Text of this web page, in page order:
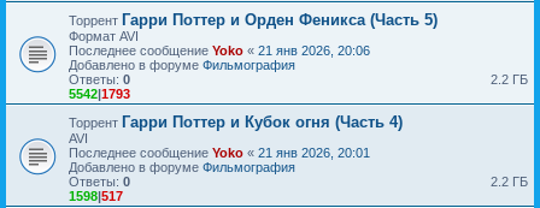
Торрент Гарри Поттер и Орден Феникса (Часть 5)
Формат AVI
Последнее сообщение Yoko « 21 янв 2026, 20:06
Добавлено в форуме Фильмография
Ответы: 0
5542|1793
2.2 ГБ
Торрент Гарри Поттер и Кубок огня (Часть 4)
AVI
Последнее сообщение Yoko « 21 янв 2026, 20:01
Добавлено в форуме Фильмография
Ответы: 0
1598|517
2.2 ГБ